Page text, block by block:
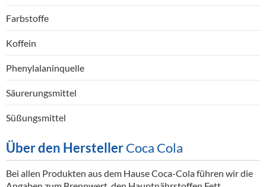
Farbstoffe
Koffein
Phenylalaninquelle
Säurerungsmittel
Süßungsmittel
Über den HerstellerCoca Cola
Bei allen Produkten aus dem Hause Coca-Cola führen wir die